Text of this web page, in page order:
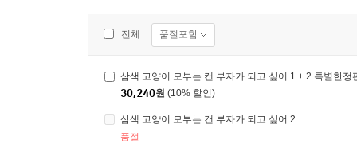
전체 품절포함
삼색 고양이 모부는 캔 부자가 되고 싶어 1 + 2 특별한정
30,240원 (10% 할인)
삼색 고양이 모부는 캔 부자가 되고 싶어 2
품절